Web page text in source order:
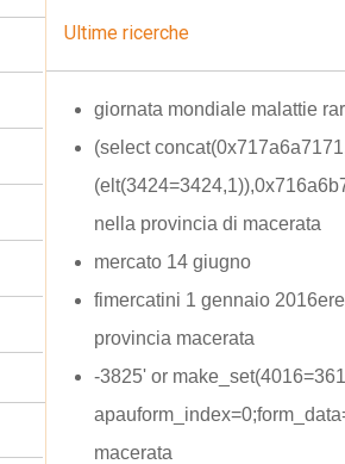
Ultime ricerche
giornata mondiale malattie
(select
nella provincia di macerata
mercato 14 giugno
fimercatini 1 gennaio
provincia macerata
-3825' or
macerata